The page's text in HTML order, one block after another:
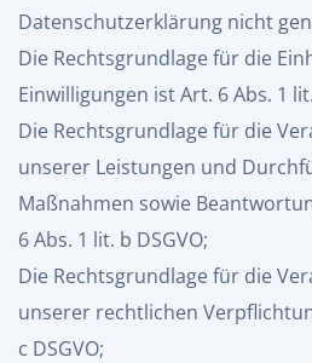
Datenschutzerklärung nicht
Die Rechtsgrundlage für die
Einwilligungen ist Art. 6 Abs. 1
Die Rechtsgrundlage für die
unserer Leistungen und
Maßnahmen sowie
6 Abs. 1 lit. b DSGVO;
Die Rechtsgrundlage für die
unserer rechtlichen
c DSGVO;